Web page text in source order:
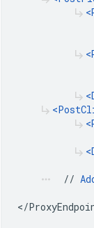
subdirectory_arrow_right
subdirectory_arrow_right
subdirectory_arrow_right
subdirectory_arrow_right
subdirectory_arrow_right
subdirectory_arrow_right
more_horiz
  //
</